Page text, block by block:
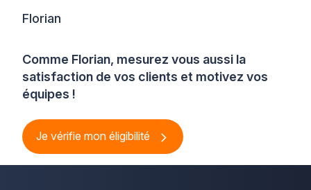
Comme Florian, mesurez vous aussi la
satisfaction de vos clients et motivez vos
équipes !
Je vérifie mon éligibilité
Florian